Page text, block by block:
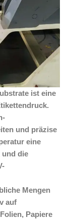
ist eine
und präzise
eine
und die
Mengen
auf
Papiere